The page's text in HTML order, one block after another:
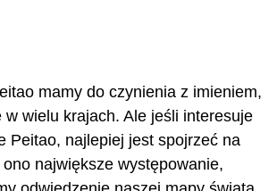
mamy do czynienia z imieniem,
w wielu krajach. Ale jeśli interesuje
Peitao, najlepiej jest spojrzeć na
największe występowanie,